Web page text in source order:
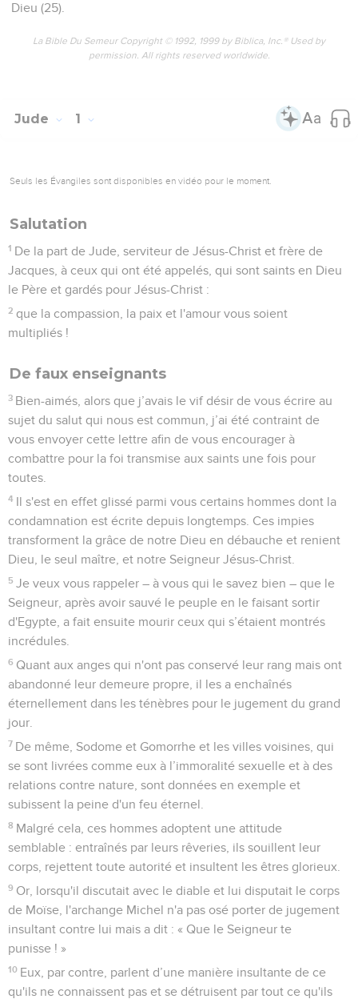
Dieu (25).
La Bible Du Semeur Copyright © 1992, 1999 by Biblica, Inc.® Used by
permission. All rights reserved worldwide.
Jude 1
Seuls les Évangiles sont disponibles en vidéo pour le moment.
Salutation
1 De la part de Jude, serviteur de Jésus-Christ et frère de
Jacques, à ceux qui ont été appelés, qui sont saints en Dieu
le Père et gardés pour Jésus-Christ :
2 que la compassion, la paix et l'amour vous soient
multipliés !
De faux enseignants
3 Bien-aimés, alors que j’avais le vif désir de vous écrire au
sujet du salut qui nous est commun, j’ai été contraint de
vous envoyer cette lettre afin de vous encourager à
combattre pour la foi transmise aux saints une fois pour
toutes.
4 Il s'est en effet glissé parmi vous certains hommes dont la
condamnation est écrite depuis longtemps. Ces impies
transforment la grâce de notre Dieu en débauche et renient
Dieu, le seul maître, et notre Seigneur Jésus-Christ.
5 Je veux vous rappeler – à vous qui le savez bien – que le
Seigneur, après avoir sauvé le peuple en le faisant sortir
d'Egypte, a fait ensuite mourir ceux qui s’étaient montrés
incrédules.
6 Quant aux anges qui n'ont pas conservé leur rang mais ont
abandonné leur demeure propre, il les a enchaînés
éternellement dans les ténèbres pour le jugement du grand
jour.
7 De même, Sodome et Gomorrhe et les villes voisines, qui
se sont livrées comme eux à l’immoralité sexuelle et à des
relations contre nature, sont données en exemple et
subissent la peine d'un feu éternel.
8 Malgré cela, ces hommes adoptent une attitude
semblable : entraînés par leurs rêveries, ils souillent leur
corps, rejettent toute autorité et insultent les êtres glorieux.
9 Or, lorsqu'il discutait avec le diable et lui disputait le corps
de Moïse, l'archange Michel n'a pas osé porter de jugement
insultant contre lui mais a dit : « Que le Seigneur te
punisse ! »
10 Eux, par contre, parlent d’une manière insultante de ce
qu'ils ne connaissent pas et se détruisent par tout ce qu'ils